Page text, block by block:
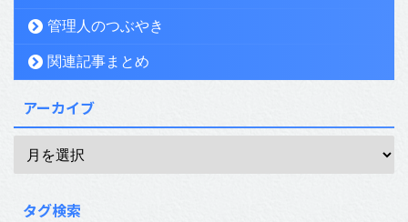
管理人のつぶやき
関連記事まとめ
アーカイブ
タグ検索